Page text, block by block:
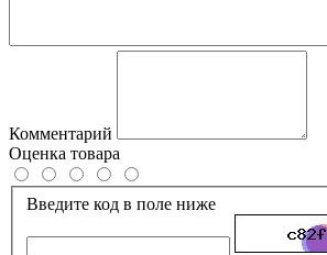
Комментарий
Оценка товара
Введите код в поле ниже